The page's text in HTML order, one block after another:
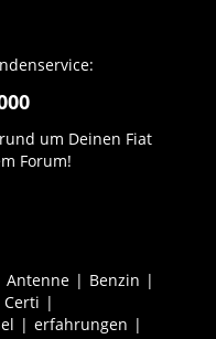
um Deinen Fiat
Forum!
Antenne
Benzin
Certi
erfahrungen